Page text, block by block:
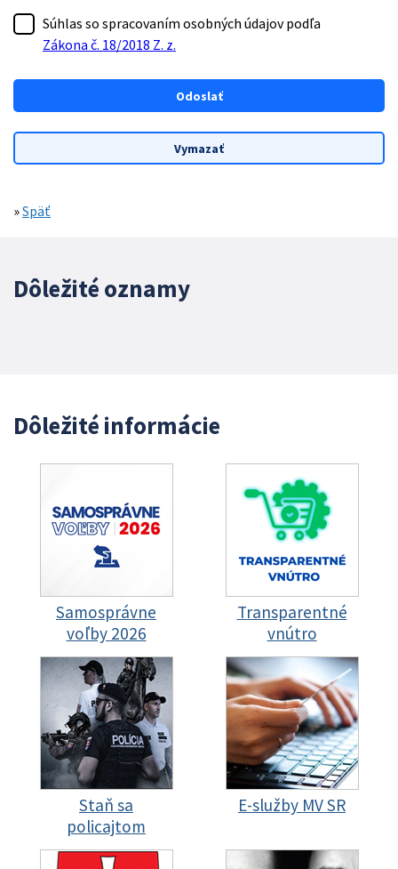
Súhlas so spracovaním osobných údajov podľa
Zákona č. 18/2018 Z. z.
»Späť
Dôležité oznamy
Dôležité informácie
Samosprávne
voľby 2026
Transparentné
vnútro
Staň sa
policajtom
E-služby MV SR